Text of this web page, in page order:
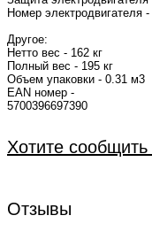
Номер
Другое:
Нетто вес - 162 кг
Полный вес - 195 кг
Объем упаковки - 0.31 м3
EAN номер -
Хотите
Отзывы